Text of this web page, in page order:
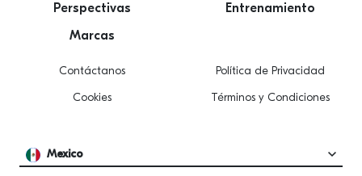
Perspectivas
Marcas
Entrenamiento
Contáctanos
Cookies
Política de Privacidad
Términos y Condiciones
Mexico